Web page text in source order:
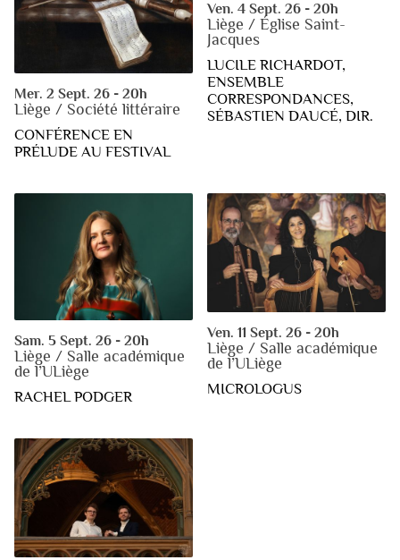
Mer. 2 Sept. 26 - 20h
Liège / Société littéraire
CONFÉRENCE EN
PRÉLUDE AU FESTIVAL
Ven. 4 Sept. 26 - 20h
Liège / Église Saint-
Jacques
LUCILE RICHARDOT,
ENSEMBLE
CORRESPONDANCES,
SÉBASTIEN DAUCÉ, DIR.
Sam. 5 Sept. 26 - 20h
Liège / Salle académique
de l’ULiège
RACHEL PODGER
Ven. 11 Sept. 26 - 20h
Liège / Salle académique
de l’ULiège
MICROLOGUS